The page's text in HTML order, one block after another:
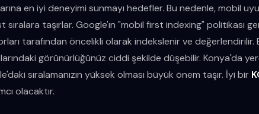
en iyi deneyimi sunmayı hedefler. Bu nedenle, mobil
taşırlar. Google'ın "mobil first indexing" politikası
tarafından öncelikli olarak indekslenir ve değerlendirilir.
görünürlüğünüz ciddi şekilde düşebilir. Konya'da
sıralamanızın yüksek olması büyük önem taşır. İyi bir
olacaktır.